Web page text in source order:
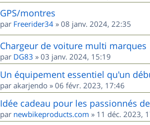
GPS/montres
par Freerider34 » 08 janv. 2024, 22:35
Chargeur de voiture multi marques
par DG83 » 03 janv. 2024, 15:19
Un équipement essentiel qu'un
par akarjendo » 06 févr. 2023, 17:46
Idée cadeau pour les passionnés de
par newbikeproducts.com » 11 déc. 2023,